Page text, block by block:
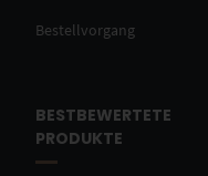
Bestellvorgang
BESTBEWERTETE
PRODUKTE